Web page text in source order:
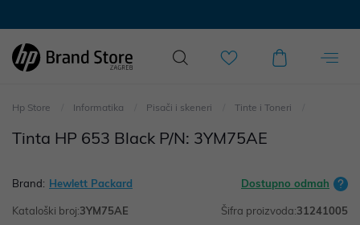
Hp Store Informatika Pisači i skeneri Tinte i Toneri
Tinta HP 653 Black P/N: 3YM75AE
Brand: Hewlett Packard Dostupno odmah
Kataloški broj:3YM75AE Šifra proizvoda:31241005